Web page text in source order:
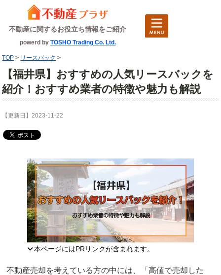
不動産に関するお役立ち情報をご紹介
powerd by TOSHO Trading Co. Ltd.
TOP > リースバック >
【福井県】おすすめの人気リースバックを
紹介！おすすめ業者の特徴や魅力も解説
【更新日】2023-11-22
本ページにはPRリンクが含まれます。
不動産売却を考えている方の中には、「高値で売却した